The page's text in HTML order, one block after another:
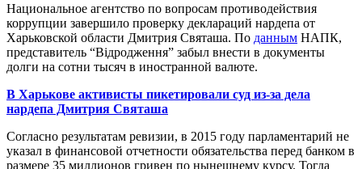
Национальное агентство по вопросам противодействия
коррупции завершило проверку деклараций нардепа от
Харьковской области Дмитрия Святаша. По данным НАПК,
представитель “Відродження” забыл внести в документы
долги на сотни тысяч в иностранной валюте.
В Харькове активисты пикетировали суд из-за дела
нардепа Дмитрия Святаша
Согласно результатам ревизии, в 2015 году парламентарий не
указал в финансовой отчетности обязательства перед банком в
размере 35 миллионов гривен по нынешнему курсу. Тогда